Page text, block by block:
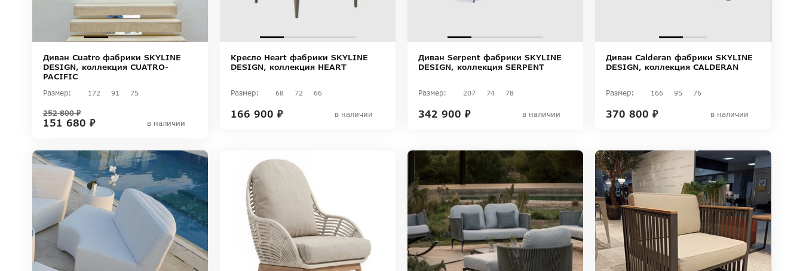
Диван Cuatro фабрики SKYLINE
DESIGN, коллекция CUATRO-
PACIFIC
Размер: 172 91 75
151 680 ₽
252 800 ₽
в наличии
Кресло Heart фабрики SKYLINE
DESIGN, коллекция HEART
Размер: 68 72 66
166 900 ₽ в наличии
Диван Serpent фабрики SKYLINE
DESIGN, коллекция SERPENT
Размер: 207 74 78
342 900 ₽ в наличии
Диван Calderan фабрики SKYLINE
DESIGN, коллекция CALDERAN
Размер: 166 95 76
370 800 ₽ в наличии